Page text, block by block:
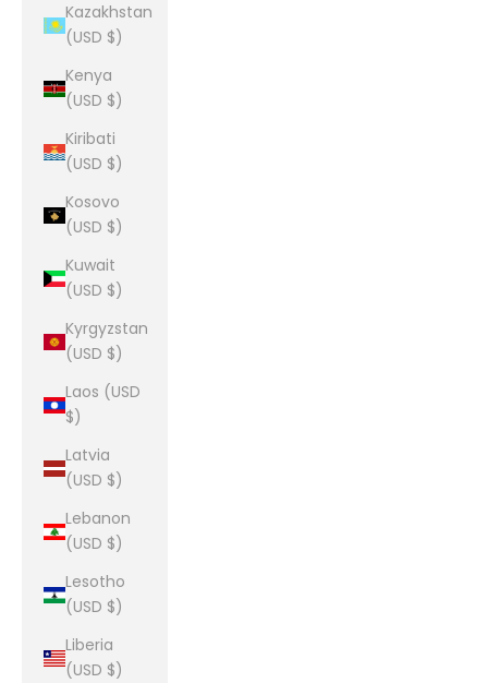
Kazakhstan
(USD $)
Kenya
(USD $)
Kiribati
(USD $)
Kosovo
(USD $)
Kuwait
(USD $)
Kyrgyzstan
(USD $)
Laos (USD
$)
Latvia
(USD $)
Lebanon
(USD $)
Lesotho
(USD $)
Liberia
(USD $)